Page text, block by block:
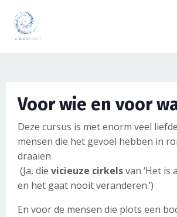
Voor wie en voor
Deze cursus is met enorm veel
mensen die het gevoel hebben in
draaien
(Ja, die vicieuze cirkelsvan ‘Het is
en het gaat nooit veranderen.’)
En voor de mensen die plots een